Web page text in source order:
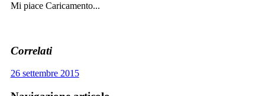
Mi piace Caricamento...
Correlati
26 settembre 2015